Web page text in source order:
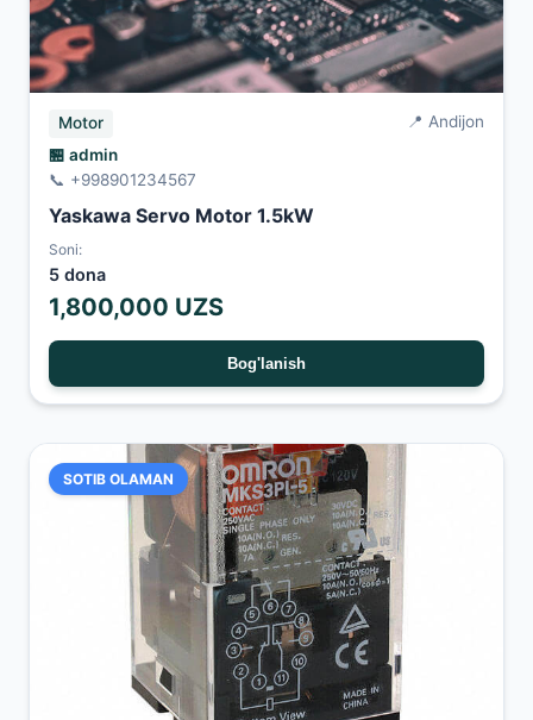
Motor
📍 Andijon
🏪 admin
📞 +998901234567
Yaskawa Servo Motor 1.5kW
Soni:
5 dona
1,800,000 UZS
Bog'lanish
SOTIB OLAMAN